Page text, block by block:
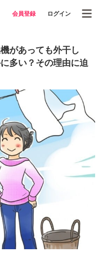
会員登録 ログイン
があっても外干し
多い？その理由に迫